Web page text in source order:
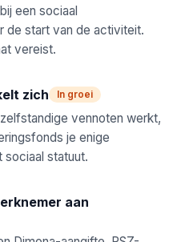
een sociaal
de start van de activiteit.
vereist.
zich In groei
vennoten werkt,
je enige
sociaal statuut.
aan